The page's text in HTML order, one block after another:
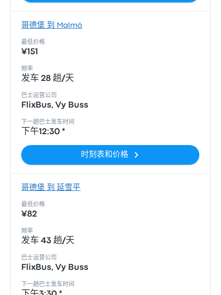
哥德堡 到 Malmö
最低价格
¥151
频率
发车 28 趟/天
巴士运营公司
FlixBus, Vy Buss
下一趟巴士发车时间
下午12:30 *
时刻表和价格
哥德堡 到 延雪平
最低价格
¥82
频率
发车 43 趟/天
巴士运营公司
FlixBus, Vy Buss
下一趟巴士发车时间